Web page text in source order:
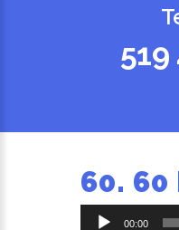
519
60. 60
Odtwarzacz
00:00